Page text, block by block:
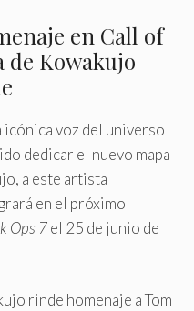
en Call of
de Kowakujo
icónica voz del universo
dedicar el nuevo mapa
a este artista
en el próximo
Ops 7el 25 de junio de
rinde homenaje a Tom